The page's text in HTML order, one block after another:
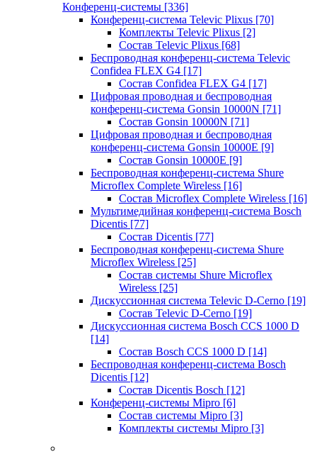
Конференц-системы [336]
Конференц-система Televic Plixus [70]
Комплекты Televic Plixus [2]
Состав Televic Plixus [68]
Беспроводная конференц-система Televic
Confidea FLEX G4 [17]
Состав Confidea FLEX G4 [17]
Цифровая проводная и беспроводная
конференц-система Gonsin 10000N [71]
Состав Gonsin 10000N [71]
Цифровая проводная и беспроводная
конференц-система Gonsin 10000E [9]
Состав Gonsin 10000E [9]
Беспроводная конференц-система Shure
Microflex Complete Wireless [16]
Состав Microflex Complete Wireless [16]
Мультимедийная конференц-система Bosch
Dicentis [77]
Состав Dicentis [77]
Беспроводная конференц-система Shure
Microflex Wireless [25]
Состав системы Shure Microflex
Wireless [25]
Дискуссионная система Televic D-Cerno [19]
Состав Televic D-Cerno [19]
Дискуссионная система Bosch CCS 1000 D
[14]
Состав Bosch CCS 1000 D [14]
Беспроводная конференц-система Bosch
Dicentis [12]
Состав Dicentis Bosch [12]
Конференц-системы Mipro [6]
Состав системы Mipro [3]
Комплекты системы Mipro [3]